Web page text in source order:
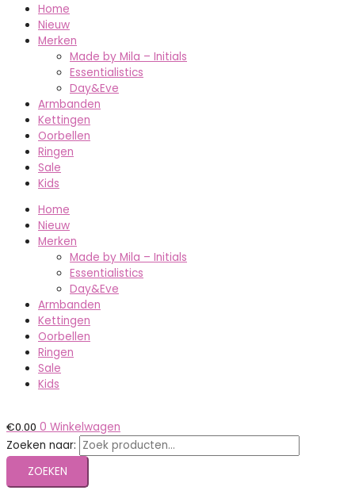
Home
Nieuw
Merken
Made by Mila – Initials
Essentialistics
Day&Eve
Armbanden
Kettingen
Oorbellen
Ringen
Sale
Kids
Home
Nieuw
Merken
Made by Mila – Initials
Essentialistics
Day&Eve
Armbanden
Kettingen
Oorbellen
Ringen
Sale
Kids
€0.00 0 Winkelwagen
Zoeken naar:
ZOEKEN